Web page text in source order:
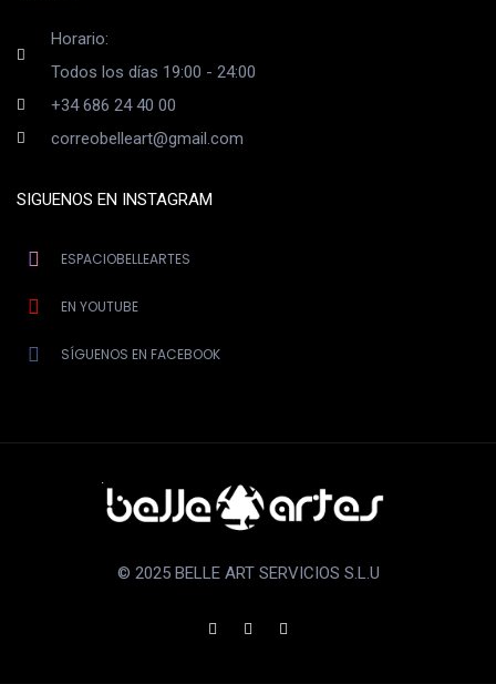
Horario:
Todos los días 19:00 - 24:00
+34 686 24 40 00
correobelleart@gmail.com
SIGUENOS EN INSTAGRAM
ESPACIOBELLEARTES
EN YOUTUBE
SÍGUENOS EN FACEBOOK
© 2025 BELLE ART SERVICIOS S.L.U